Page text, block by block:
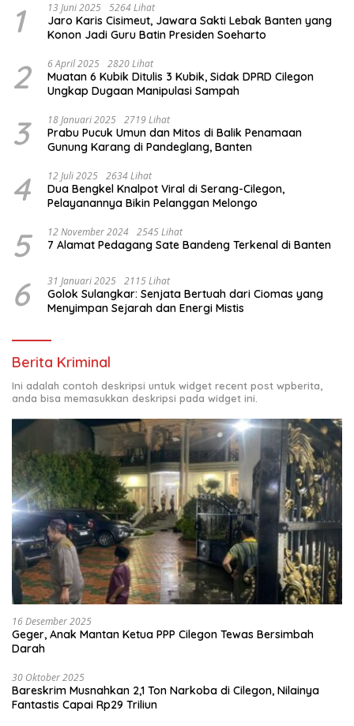
1 13 Juni 2025 5264 Lihat
Jaro Karis Cisimeut, Jawara Sakti Lebak Banten yang
Konon Jadi Guru Batin Presiden Soeharto
2 6 April 2025 2820 Lihat
Muatan 6 Kubik Ditulis 3 Kubik, Sidak DPRD Cilegon
Ungkap Dugaan Manipulasi Sampah
3 18 Januari 2025 2719 Lihat
Prabu Pucuk Umun dan Mitos di Balik Penamaan
Gunung Karang di Pandeglang, Banten
4 12 Juli 2025 2634 Lihat
Dua Bengkel Knalpot Viral di Serang-Cilegon,
Pelayanannya Bikin Pelanggan Melongo
5 12 November 2024 2545 Lihat
7 Alamat Pedagang Sate Bandeng Terkenal di Banten
6 31 Januari 2025 2115 Lihat
Golok Sulangkar: Senjata Bertuah dari Ciomas yang
Menyimpan Sejarah dan Energi Mistis
Berita Kriminal
Ini adalah contoh deskripsi untuk widget recent post wpberita,
anda bisa memasukkan deskripsi pada widget ini.
16 Desember 2025
Geger, Anak Mantan Ketua PPP Cilegon Tewas Bersimbah
Darah
30 Oktober 2025
Bareskrim Musnahkan 2,1 Ton Narkoba di Cilegon, Nilainya
Fantastis Capai Rp29 Triliun